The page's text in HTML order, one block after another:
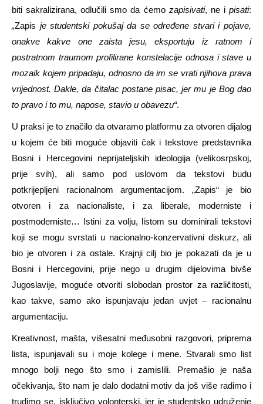
biti sakralizirana, odlučili smo da ćemo zapisivati, ne ipisati:
„Zapis je studentski pokušaj da se određene stvari i pojave,
onakve kakve one zaista jesu, eksportuju iz ratnom i
postratnom traumom profilirane konstelacije odnosa i stave u
mozaik kojem pripadaju, odnosno da im se vrati njihova prava
vrijednost. Dakle, da čitalac postane pisac, jer mu je Bog dao
to pravo i to mu, napose, stavio u obavezu“.
U praksi je to značilo da otvaramo platformu za otvoren dijalog
u kojem će biti moguće objaviti čak i tekstove predstavnika
Bosni i Hercegovini neprijateljskih ideologija (velikosrpskoj,
prije svih), ali samo pod uslovom da tekstovi budu
potkrijepljeni racionalnom argumentacijom. „Zapis“ je bio
otvoren i za nacionaliste, i za liberale, moderniste i
postmoderniste… Istini za volju, listom su dominirali tekstovi
koji se mogu svrstati u nacionalno-konzervativni diskurz, ali
bio je otvoren i za ostale. Krajnji cilj bio je pokazati da je u
Bosni i Hercegovini, prije nego u drugim dijelovima bivše
Jugoslavije, moguće otvoriti slobodan prostor za različitosti,
kao takve, samo ako ispunjavaju jedan uvjet – racionalnu
argumentaciju.
Kreativnost, mašta, višesatni međusobni razgovori, priprema
lista, ispunjavali su i moje kolege i mene. Stvarali smo list
mnogo bolji nego što smo i zamislili. Premašio je naša
očekivanja, što nam je dalo dodatni motiv da još više radimo i
trudimo se, isključivo volonterski, jer je studentsko udruženje